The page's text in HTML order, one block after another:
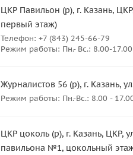
ЦКР Павильон (р), г. Казань,
первый этаж)
Телефон: +7 (843) 245-66-79
Режим работы: Пн.- Вс.: 8.00-17.00
Журналистов 56 (р), г. Казань,
Режим работы: Пн.-Вс.: 8.00 -
ЦКР цоколь (р), г. Казань, ЦКР,
павильона №1, цокольный